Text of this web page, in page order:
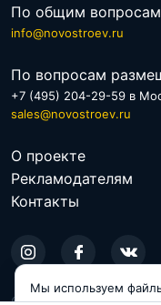
По общим
info@novostroev.ru
По вопросам
+7 (495) 204-29-59 в
sales@novostroev.ru
О проекте
Рекламодателям
Контакты
© 2026 NOVOSTROEV.RU
Мы используем